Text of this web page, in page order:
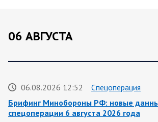
06 АВГУСТА
06.08.2026 12:52
Спецоперация
Брифинг Минобороны РФ: новые
спецоперации 6 августа 2026 года